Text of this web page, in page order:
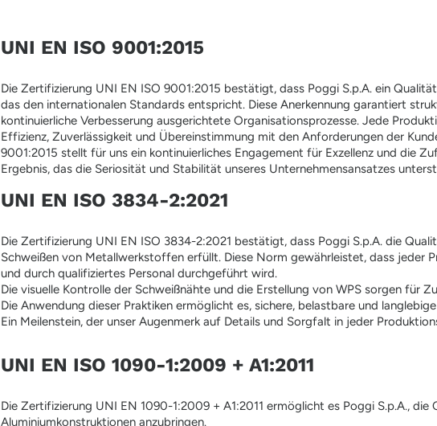
UNI EN ISO 9001:2015
Die Zertifizierung UNI EN ISO 9001:2015 bestätigt, dass Poggi S.p.A. ein
das den internationalen Standards entspricht. Diese Anerkennung garantiert
kontinuierliche Verbesserung ausgerichtete Organisationsprozesse. Jede
Effizienz, Zuverlässigkeit und Übereinstimmung mit den Anforderungen der
9001:2015 stellt für uns ein kontinuierliches Engagement für Exzellenz und die
Ergebnis, das die Seriosität und Stabilität unseres Unternehmensansatzes
UNI EN ISO 3834-2:2021
Die Zertifizierung UNI EN ISO 3834-2:2021 bestätigt, dass Poggi S.p.A. die
Schweißen von Metallwerkstoffen erfüllt. Diese Norm gewährleistet, dass jeder
und durch qualifiziertes Personal durchgeführt wird.
Die visuelle Kontrolle der Schweißnähte und die Erstellung von WPS sorgen für
Die Anwendung dieser Praktiken ermöglicht es, sichere, belastbare und
Ein Meilenstein, der unser Augenmerk auf Details und Sorgfalt in jeder
UNI EN ISO 1090-1:2009 + A1:2011
Die Zertifizierung UNI EN 1090-1:2009 + A1:2011 ermöglicht es Poggi S.p.A., die
Aluminiumkonstruktionen anzubringen.